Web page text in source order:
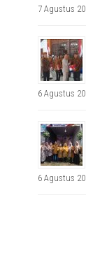
7 Agustus
6 Agustus
6 Agustus